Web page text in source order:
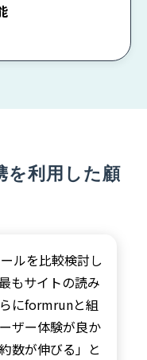
利用した顧
ルを比較検討し
もサイトの読み
にformrunと組
ザー体験が良か
数が伸びる」と